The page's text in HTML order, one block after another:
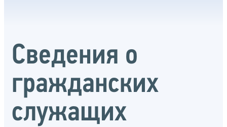
Сведения о
гражданских
служащих